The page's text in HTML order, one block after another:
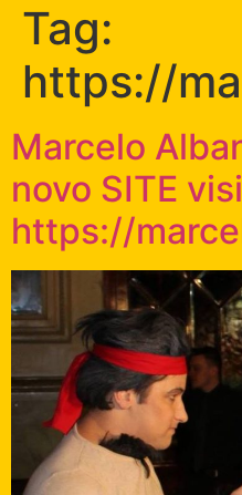
Tag:
https://
Marcelo
novo SITE
https://